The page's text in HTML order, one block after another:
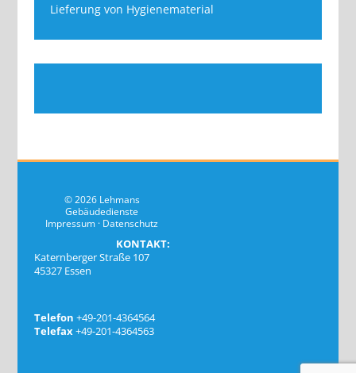
Lieferung von Hygienematerial
© 2026 Lehmans
Gebäudedienste
Impressum · Datenschutz
KONTAKT:
Katernberger Straße 107
45327 Essen
Telefon +49-201-4364564
Telefax+49-201-4364563